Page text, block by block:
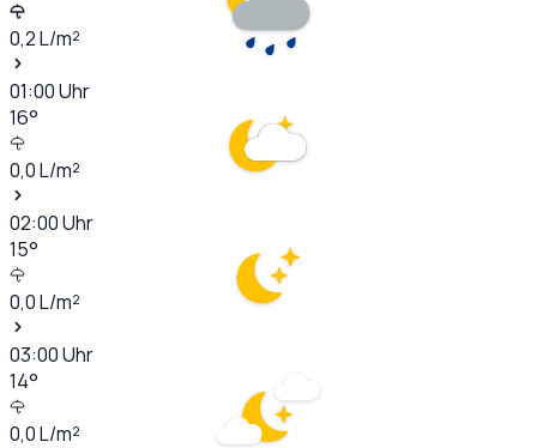
0,2L/m²
01:00Uhr
16°
0,0L/m²
02:00Uhr
15°
0,0L/m²
03:00Uhr
14°
0,0L/m²